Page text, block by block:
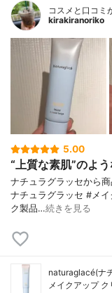
コスメと口コミ
kirakiranoriko
5.00
“上質な素肌”のよ
ナチュラグラッセから
ナチュラグラッセ #メ
ク製品…続きを見る
naturaglacé(ナ
メイクアップ ク